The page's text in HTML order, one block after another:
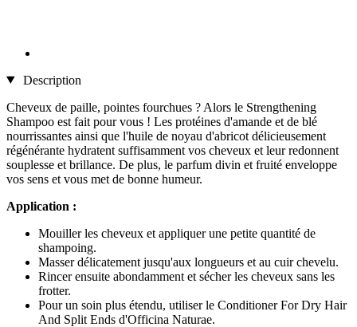
Description
Cheveux de paille, pointes fourchues ? Alors le Strengthening
Shampoo est fait pour vous ! Les protéines d'amande et de blé
nourrissantes ainsi que l'huile de noyau d'abricot délicieusement
régénérante hydratent suffisamment vos cheveux et leur redonnent
souplesse et brillance. De plus, le parfum divin et fruité enveloppe
vos sens et vous met de bonne humeur.
Application :
Mouiller les cheveux et appliquer une petite quantité de
shampoing.
Masser délicatement jusqu'aux longueurs et au cuir chevelu.
Rincer ensuite abondamment et sécher les cheveux sans les
frotter.
Pour un soin plus étendu, utiliser le Conditioner For Dry Hair
And Split Ends d'Officina Naturae.